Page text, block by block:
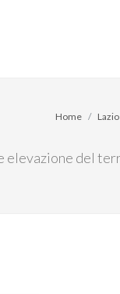
elevazione del
Home Lazio